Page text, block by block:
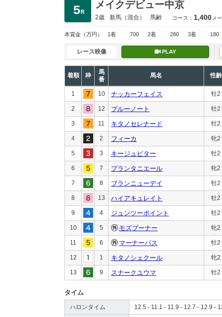
メイクデビュー中京
2歳 新馬 （混合） 馬齢 コース： 1,400 メ
本賞金 （万円） 1着 700 2着 280 3着 180
レース映像 PLAY
着順 枠
馬
番
馬名 性齢
1 10 ナッカーフェイス 牡2
2 12 ブルーノート 牡2
3 11 キタノセレナード 牡2
4 2 フィーカ 牝2
5 3 キージュピター 牡2
6 7 プランタニエール 牝2
7 8 ブランニューデイ 牡2
8 13 ハイアキュレイト 牡2
9 4 ジュンツーポイント 牡2
10 5 モズブーナー 牝2
11 6 マーナーパス 牡2
12 1 キタノシェクール 牝2
13 9 スナークユウマ 牡2
タイム
ハロンタイム 12.5 - 11.1 - 11.9 - 12.7 - 12.9 -